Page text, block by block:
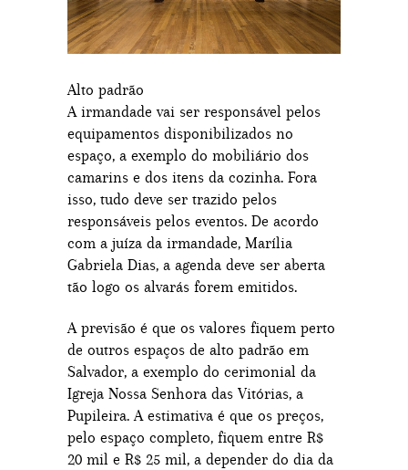
Alto padrão
A irmandade vai ser responsável pelos
equipamentos disponibilizados no
espaço, a exemplo do mobiliário dos
camarins e dos itens da cozinha. Fora
isso, tudo deve ser trazido pelos
responsáveis pelos eventos. De acordo
com a juíza da irmandade, Marília
Gabriela Dias, a agenda deve ser aberta
tão logo os alvarás forem emitidos.
A previsão é que os valores fiquem perto
de outros espaços de alto padrão em
Salvador, a exemplo do cerimonial da
Igreja Nossa Senhora das Vitórias, a
Pupileira. A estimativa é que os preços,
pelo espaço completo, fiquem entre R$
20 mil e R$ 25 mil, a depender do dia da